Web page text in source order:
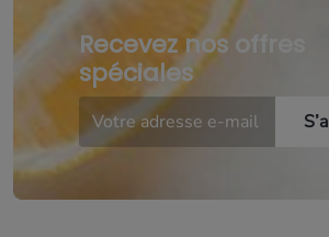
Recevez nos offres
spéciales